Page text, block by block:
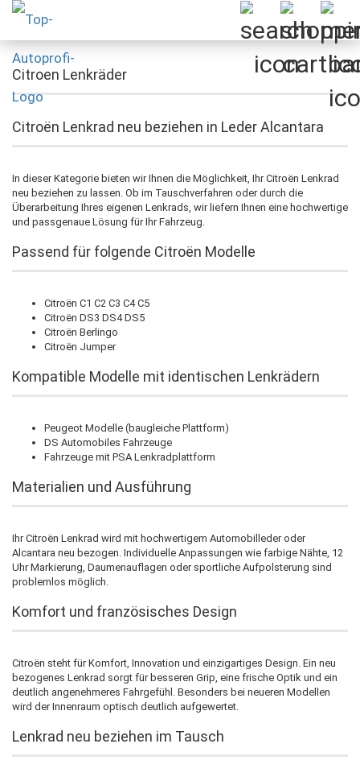
Citroen Lenkräder
Citroën Lenkrad neu beziehen in Leder Alcantara
In dieser Kategorie bieten wir Ihnen die Möglichkeit, Ihr Citroën Lenkrad
neu beziehen zu lassen. Ob im Tauschverfahren oder durch die
Überarbeitung Ihres eigenen Lenkrads, wir liefern Ihnen eine hochwertige
und passgenaue Lösung für Ihr Fahrzeug.
Passend für folgende Citroën Modelle
Citroën C1 C2 C3 C4 C5
Citroën DS3 DS4 DS5
Citroën Berlingo
Citroën Jumper
Kompatible Modelle mit identischen Lenkrädern
Peugeot Modelle (baugleiche Plattform)
DS Automobiles Fahrzeuge
Fahrzeuge mit PSA Lenkradplattform
Materialien und Ausführung
Ihr Citroën Lenkrad wird mit hochwertigem Automobilleder oder
Alcantara neu bezogen. Individuelle Anpassungen wie farbige Nähte, 12
Uhr Markierung, Daumenauflagen oder sportliche Aufpolsterung sind
problemlos möglich.
Komfort und französisches Design
Citroën steht für Komfort, Innovation und einzigartiges Design. Ein neu
bezogenes Lenkrad sorgt für besseren Grip, eine frische Optik und ein
deutlich angenehmeres Fahrgefühl. Besonders bei neueren Modellen
wird der Innenraum optisch deutlich aufgewertet.
Lenkrad neu beziehen im Tausch